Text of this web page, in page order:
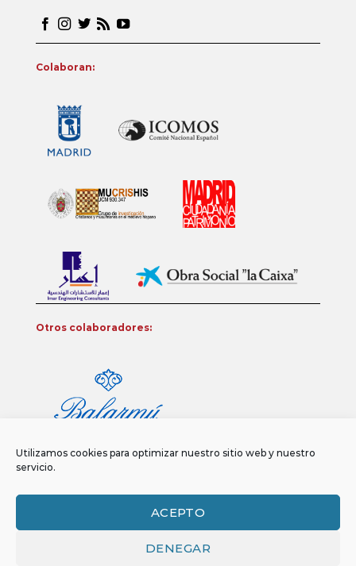
Utilizamos cookies para optimizar nuestro sitio web y nuestro
servicio.
ACEPTO
DENEGAR
Colaboran:
Otros colaboradores:
Política de privacidad